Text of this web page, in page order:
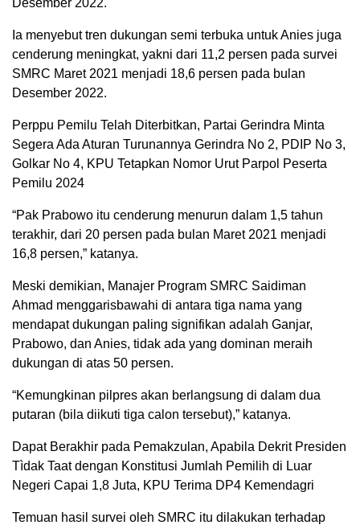
Desember 2022.
Ia menyebut tren dukungan semi terbuka untuk Anies juga
cenderung meningkat, yakni dari 11,2 persen pada survei
SMRC Maret 2021 menjadi 18,6 persen pada bulan
Desember 2022.
Perppu Pemilu Telah Diterbitkan, Partai Gerindra Minta
Segera Ada Aturan Turunannya Gerindra No 2, PDIP No 3,
Golkar No 4, KPU Tetapkan Nomor Urut Parpol Peserta
Pemilu 2024
“Pak Prabowo itu cenderung menurun dalam 1,5 tahun
terakhir, dari 20 persen pada bulan Maret 2021 menjadi
16,8 persen,” katanya.
Meski demikian, Manajer Program SMRC Saidiman
Ahmad menggarisbawahi di antara tiga nama yang
mendapat dukungan paling signifikan adalah Ganjar,
Prabowo, dan Anies, tidak ada yang dominan meraih
dukungan di atas 50 persen.
“Kemungkinan pilpres akan berlangsung di dalam dua
putaran (bila diikuti tiga calon tersebut),” katanya.
Dapat Berakhir pada Pemakzulan, Apabila Dekrit Presiden
Tìdak Taat dengan Konstitusi Jumlah Pemilih di Luar
Negeri Capai 1,8 Juta, KPU Terima DP4 Kemendagri
Temuan hasil survei oleh SMRC itu dilakukan terhadap